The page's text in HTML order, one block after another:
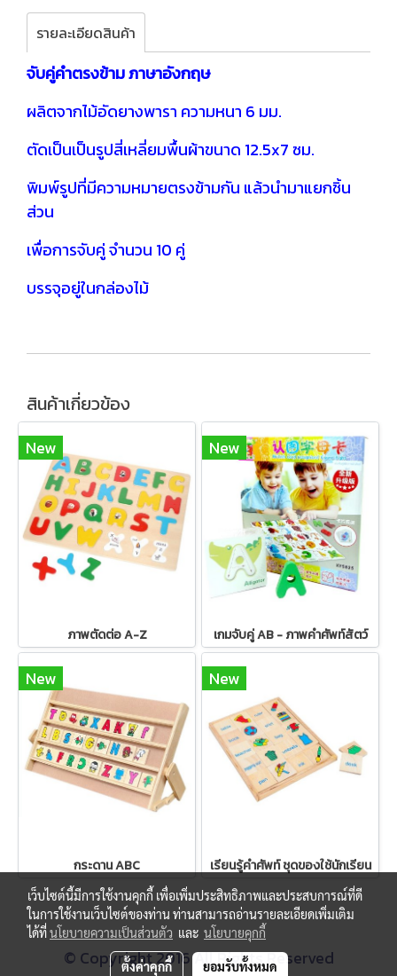
รายละเอียดสินค้า
จับคู่คำตรงข้าม ภาษาอังกฤษ
ผลิตจากไม้อัดยางพารา ความหนา 6 มม.
ตัดเป็นเป็นรูปสี่เหลี่ยมพื้นผ้าขนาด 12.5x7 ซม.
พิมพ์รูปที่มีความหมายตรงข้ามกัน แล้วนำมาแยกชิ้น
ส่วน
เพื่อการจับคู่ จำนวน 10 คู่
บรรจุอยู่ในกล่องไม้
สินค้าเกี่ยวข้อง
New
ภาพตัดต่อ A-Z
New
เกมจับคู่ AB - ภาพคำศัพท์สัตว์
New
กระดาน ABC
New
เรียนรู้คำศัพท์ ชุดของใช้นักเรียน
© Copyright 2016 All Rights Reserved
เว็บไซต์นี้มีการใช้งานคุกกี้ เพื่อเพิ่มประสิทธิภาพและประสบการณ์ที่ดี
ในการใช้งานเว็บไซต์ของท่าน ท่านสามารถอ่านรายละเอียดเพิ่มเติม
ได้ที่นโยบายความเป็นส่วนตัว และ นโยบายคุกกี้
ตั้งค่าคุกกี้ ยอมรับทั้งหมด